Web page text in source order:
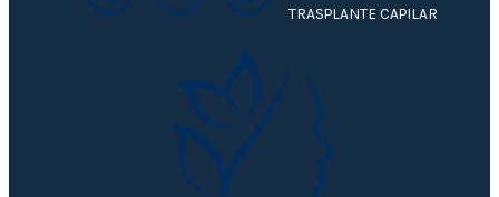
TRASPLANTE CAPILAR